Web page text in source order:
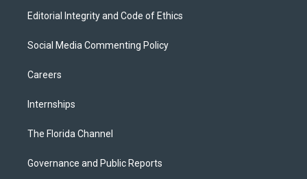
Editorial Integrity and Code of Ethics
Social Media Commenting Policy
Careers
Internships
The Florida Channel
Governance and Public Reports